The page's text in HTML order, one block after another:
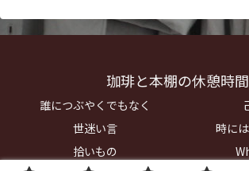
珈琲と本棚の休憩時間
誰につぶやくでもなく
世迷い言
時に
拾いもの